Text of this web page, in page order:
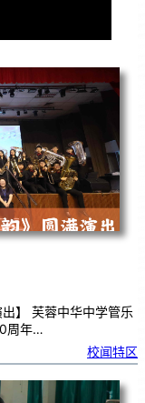
】 芙蓉中华中学管乐
周年…
校闻特区